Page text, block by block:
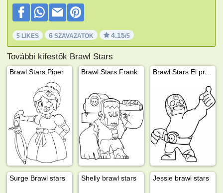
5 LIKES 6 SZAVAZATOK 4.15/5
További kifestők Brawl Stars
Brawl Stars Piper Brawl Stars Frank
Surge Brawl stars Shelly brawl stars Jessie brawl stars